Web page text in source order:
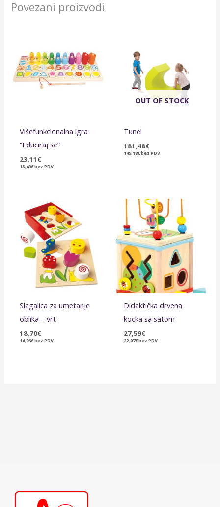
Povezani proizvodi
Višefunkcionalna igra
“Educiraj se”
23,11 €
18,49€bez PDV
OUT OF STOCK
Tunel
181,48€
145,18€bez PDV
Slagalica za umetanje
oblika – vrt
18,70€
14,96€bez PDV
Didaktička drvena
kocka sa satom
27,59€
22,07€bez PDV